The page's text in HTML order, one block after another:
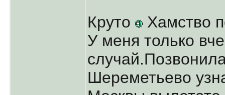
Круто
Хамство
У меня только
Шереметьево